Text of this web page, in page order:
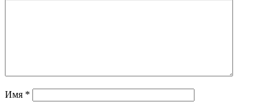
Имя *